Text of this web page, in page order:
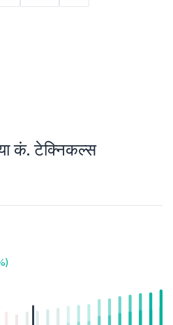
कं. टेक्निकल्स